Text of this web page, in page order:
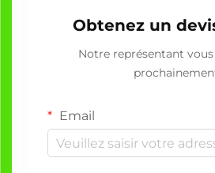
Obtenez un
Notre représentant
Email